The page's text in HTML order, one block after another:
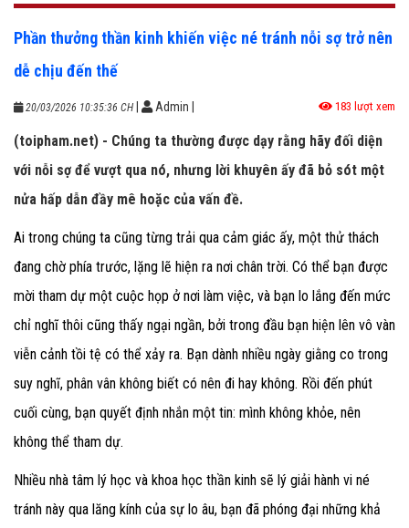
Phần thưởng thần kinh khiến việc né tránh nỗi sợ trở nên
dễ chịu đến thế
20/03/2026 10:35:36 CH Admin 183 lượt xem
(toipham.net) - Chúng ta thường được dạy rằng hãy đối diện
với nỗi sợ để vượt qua nó, nhưng lời khuyên ấy đã bỏ sót một
nửa hấp dẫn đầy mê hoặc của vấn đề.
Ai trong chúng ta cũng từng trải qua cảm giác ấy, một thử thách
đang chờ phía trước, lặng lẽ hiện ra nơi chân trời. Có thể bạn được
mời tham dự một cuộc họp ở nơi làm việc, và bạn lo lắng đến mức
chỉ nghĩ thôi cũng thấy ngại ngần, bởi trong đầu bạn hiện lên vô vàn
viễn cảnh tồi tệ có thể xảy ra. Bạn dành nhiều ngày giằng co trong
suy nghĩ, phân vân không biết có nên đi hay không. Rồi đến phút
cuối cùng, bạn quyết định nhắn một tin: mình không khỏe, nên
không thể tham dự.
Nhiều nhà tâm lý học và khoa học thần kinh sẽ lý giải hành vi né
tránh này qua lăng kính của sự lo âu, bạn đã phóng đại những khả